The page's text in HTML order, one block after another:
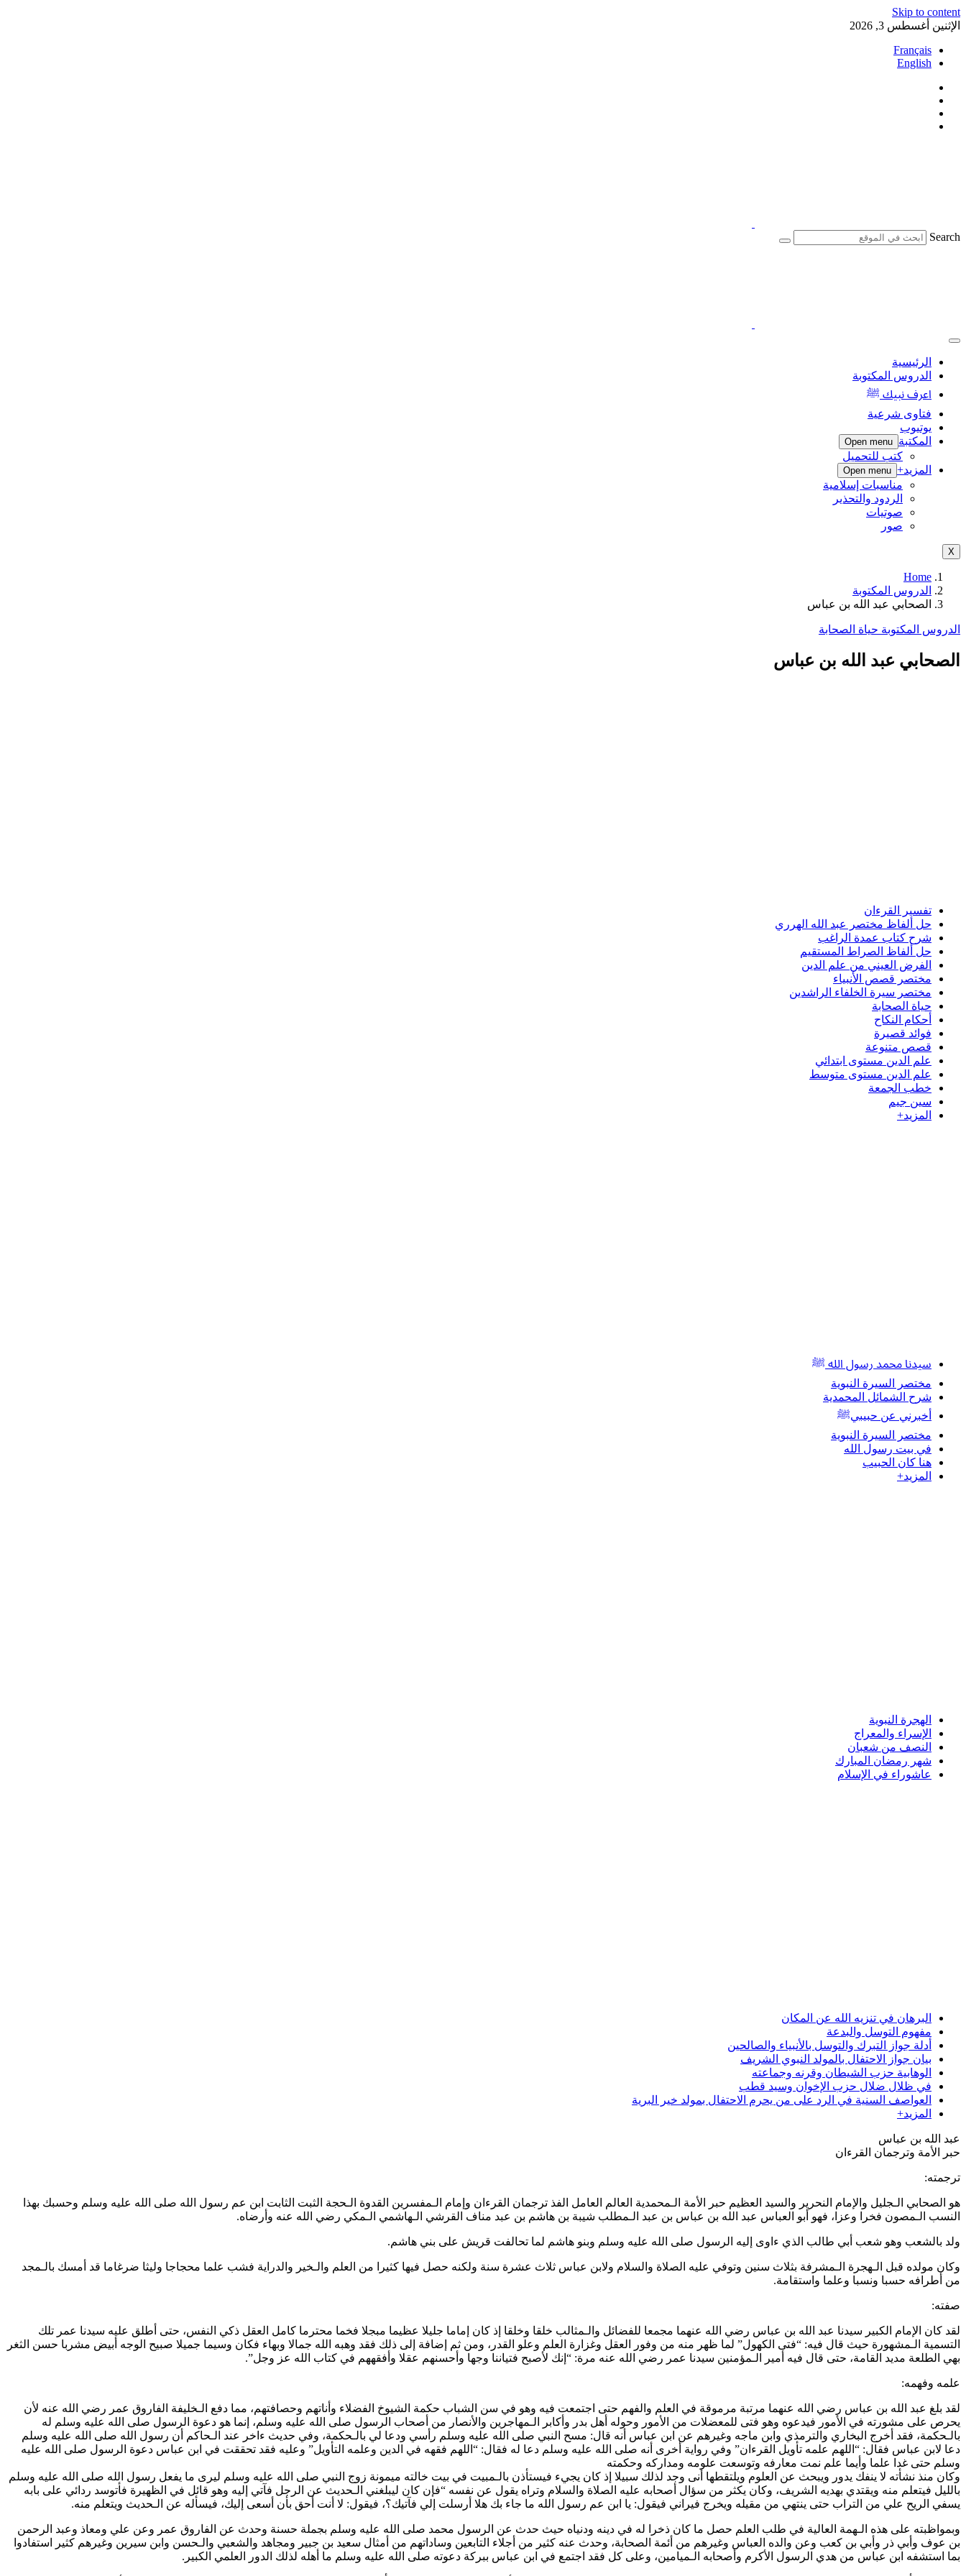
Skip to content
الإثنين أغسطس 3, 2026
Français
English
Search
الرئيسية
الدروس المكتوبة
اعرف نبيك ﷺ
فتاوى شرعية
يوتيوب
المكتبة Open menu
كتب للتحميل
المزيد+ Open menu
مناسبات إسلامية
الردود والتحذير
صوتيات
صور
X
Home
الدروس المكتوبة
الصحابي عبد الله بن عباس
الدروس المكتوبة حياة الصحابة
الصحابي عبد الله بن عباس
تفسير القرءان
حل ألفاظ مختصر عبد الله الهرري
شرح كتاب عمدة الراغب
حل ألفاظ الصراط المستقيم
الفرض العيني من علم الدين
مختصر قصص الأنبياء
مختصر سيرة الخلفاء الراشدين
حياة الصحابة
أحكام النكاح
فوائد قصيرة
قصص متنوعة
علم الدين مستوى ابتدائي
علم الدين مستوى متوسط
خطب الجمعة
سين جيم
المزيد+
سيدنا محمد رسول الله ﷺ
مختصر السيرة النبوية
شرح الشمائل المحمدية
أخبرني عن حبيبيﷺ
مختصر السيرة النبوية
في بيت رسول الله
هنا كان الحبيب
المزيد+
الهجرة النبوية
الإسراء والمعراج
النصف من شعبان
شهر رمضان المبارك
عاشوراء في الإسلام
البرهان في تنزيه الله عن المكان
مفهوم التوسل والبدعة
أدلة جواز التبرك والتوسل بالأنبياء والصالحين
بيان جواز الاحتفال بالمولد النبوي الشريف
الوهابية حزب الشيطان وقرنه وجماعته
في ظلال ضلال حزب الإخوان وسيد قطب
العواصف السنية في الرد على من يحرم الاحتفال بمولد خير البرية
المزيد+
عبد الله بن عباس
حبر الأمة وترجمان القرءان
ترجمته:
هو الصحابي الـجليل والإمام النحرير والسيد العظيم حبر الأمة الـمحمدية العالم العامل الفذ ترجمان القرءان وإمام الـمفسرين القدوة الـحجة الثبت الثابت ابن عم رسول الله صلى الله عليه وسلم وحسبك بهذا
النسب الـمصون فخرا وعزا، فهو أبو العباس عبد الله بن عباس بن عبد الـمطلب شيبة بن هاشم بن عبد مناف القرشي الـهاشمي الـمكي رضي الله عنه وأرضاه.
ولد بالشعب وهو شعب أبي طالب الذي ءاوى إليه الرسول صلى الله عليه وسلم وبنو هاشم لما تحالفت قريش على بني هاشم.
وكان مولده قبل الـهجرة الـمشرفة بثلاث سنين وتوفي عليه الصلاة والسلام ولابن عباس ثلاث عشرة سنة ولكنه حصل فيها كثيرا من العلم والـخير والدراية فشب علما محجاجا وليثا ضرغاما قد أمسك بالـمجد
من أطرافه حسبا ونسبا وعلما واستقامة.
صفته:
لقد كان الإمام الكبير سيدنا عبد الله بن عباس رضي الله عنهما مجمعا للفضائل والـمثالب خلقا وخلقا إذ كان إماما جليلا عظيما مبجلا فخما محترما كامل العقل ذكي النفس، حتى أطلق عليه سيدنا عمر تلك
التسمية الـمشهورة حيث قال فيه: “فتى الكهول” لما ظهر منه من وفور العقل وغزارة العلم وعلو القدر، ومن ثم إضافة إلى ذلك فقد وهبه الله جمالا وبهاء فكان وسيما جميلا صبيح الوجه أبيض مشربا حسن الثغر
بهي الطلعة مديد القامة، حتى قال فيه أمير الـمؤمنين سيدنا عمر رضي الله عنه مرة: “إنك لأصبح فتياننا وجها وأحسنهم عقلا وأفقههم في كتاب الله عز وجل”.
علمه وفهمه:
لقد بلغ عبد الله بن عباس رضي الله عنهما مرتبة مرموقة في العلم والفهم حتى اجتمعت فيه وهو في سن الشباب حكمة الشيوخ الفضلاء وأناتهم وحصافتهم، مما دفع الـخليفة الفاروق عمر رضي الله عنه لأن
يحرص على مشورته في الأمور فيدعوه وهو فتى للمعضلات من الأمور وحوله أهل بدر وأكابر الـمهاجرين والأنصار من أصحاب الرسول صلى الله عليه وسلم، إنما هو دعوة الرسول صلى الله عليه وسلم له
بالـحكمة، فقد أخرج البخاري والترمذي وابن ماجه وغيرهم عن ابن عباس أنه قال: مسح النبي صلى الله عليه وسلم رأسي ودعا لي بالـحكمة، وفي حديث ءاخر عند الـحاكم أن رسول الله صلى الله عليه وسلم
دعا لابن عباس فقال: “اللهم علمه تأويل القرءان” وفي رواية أخرى أنه صلى الله عليه وسلم دعا له فقال: “اللهم فقهه في الدين وعلمه التأويل” وعليه فقد تحققت في ابن عباس دعوة الرسول صلى الله عليه
وسلم حتى غدا علما وأيما علم نمت معارفه وتوسعت علومه ومداركه وحكمته
وكان منذ نشأته لا ينفك يدور ويبحث عن العلوم ويلتقطها أنى وجد لذلك سبيلا إذ كان يجيء فيستأذن بالـمبيت في بيت خالته ميمونة زوج النبي صلى الله عليه وسلم ليرى ما يفعل رسول الله صلى الله عليه وسلم
بالليل فيتعلم منه ويقتدي بهديه الشريف، وكان يكثر من سؤال أصحابه عليه الصلاة والسلام وتراه يقول عن نفسه “فإن كان ليبلغني الـحديث عن الرجل فآتي إليه وهو قائل في الظهيرة فأتوسد ردائي على بابه
يسفي الريح علي من التراب حتى ينتهي من مقيله ويخرج فيراني فيقول: يا ابن عم رسول الله ما جاء بك هلا أرسلت إلي فآتيك؟، فيقول: لا أنت أحق بأن أسعى إليك، فيسأله عن الـحديث ويتعلم منه.
وبمواظبته على هذه الـهمة العالية في طلب العلم حصل ما كان ذخرا له في دينه ودنياه حيث حدث عن الرسول محمد صلى الله عليه وسلم بجملة حسنة وحدث عن الفاروق عمر وعن علي ومعاذ وعبد الرحمن
بن عوف وأبي ذر وأبي بن كعب وعن والده العباس وغيرهم من أئمة الصحابة، وحدث عنه كثير من أجلاء التابعين وساداتهم من أمثال سعيد بن جبير ومجاهد والشعبي والـحسن وابن سيرين وغيرهم كثير استفادوا
بما استشفه ابن عباس من هدي الرسول الأكرم وأصحابه الـميامين، وعلى كل فقد اجتمع في ابن عباس ببركة دعوته صلى الله عليه وسلم ما أهله لذلك الدور العلمي الكبير.